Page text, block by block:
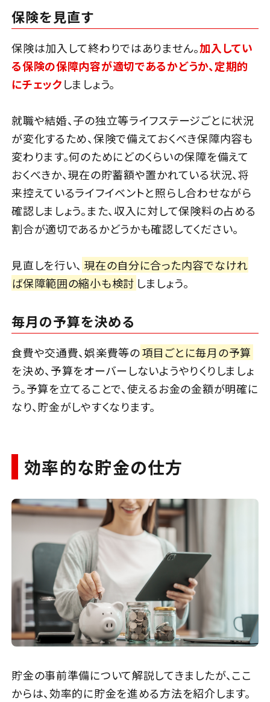
保険を見直す
保険は加入して終わりではありません。加入してい
る保険の保障内容が適切であるかどうか、定期的
にチェックしましょう。
就職や結婚、子の独立等ライフステージごとに状況
が変化するため、保険で備えておくべき保障内容も
変わります。何のためにどのくらいの保障を備えて
おくべきか、現在の貯蓄額や置かれている状況、将
来控えているライフイベントと照らし合わせながら
確認しましょう。また、収入に対して保険料の占める
割合が適切であるかどうかも確認してください。
見直しを行い、 現在の自分に合った内容でなけれ
ば保障範囲の縮小も検討 しましょう。
毎月の予算を決める
食費や交通費、娯楽費等の項目ごとに毎月の予算
を決め、予算をオーバーしないようやりくりしましょ
う。予算を立てることで、使えるお金の金額が明確に
なり、貯金がしやすくなります。
効率的な貯金の仕方
貯金の事前準備について解説してきましたが、ここ
からは、効率的に貯金を進める方法を紹介します。